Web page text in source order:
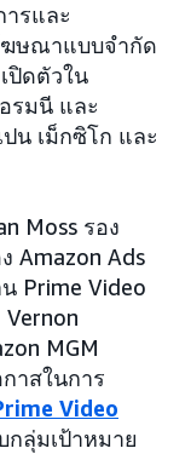
รและ
ฆษณาแบบจำกัด
ปิดตัวใน
รมนี และ
น เม็กซิโก และ
Moss รอง
Amazon Ads
Prime Video
MGM
าสในการ
Video
ลุ่มเป้าหมาย